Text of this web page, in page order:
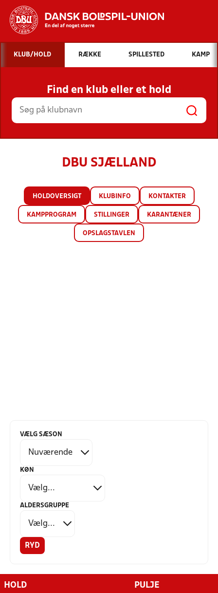
Hvad vil du søge efter?
INDHOLD OG NYHEDER
STILLINGER, RESULTATER, KLUBBER OG
HOLD
KLUB/HOLD RÆKKE SPILLESTED KAMP
Find en klub eller et hold
DBU SJÆLLAND
HOLDOVERSIGT KLUBINFO KONTAKTER
KAMPPROGRAM STILLINGER KARANTÆNER
OPSLAGSTAVLEN
VÆLG SÆSON
KØN
ALDERSGRUPPE
RYD
HOLD PULJE